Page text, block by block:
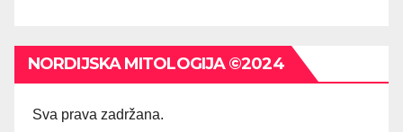
NORDIJSKA MITOLOGIJA ©2024
Sva prava zadržana.